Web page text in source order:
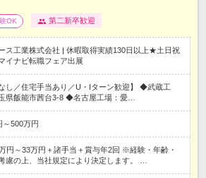
OK 第二新卒歓迎
ス工業株式会社 | 休暇取得実績130日以上★土日祝
イナビ転職フェア出展
なし／住宅手当あり／U・Iターン歓迎】 ◆武蔵工
県飯能市茜台3-8 ◆名古屋工場：愛…
～500万円
円～33万円＋諸手当＋賞与年2回 ※経験・年齢・
慮の上、当社規定により決定します。 …